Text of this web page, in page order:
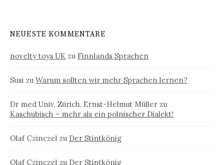
NEUESTE KOMMENTARE
novelty toys UK zu Finnlands Sprachen
Susi zu Warum sollten wir mehr Sprachen lernen?
Dr med Univ. Zürich. Ernst-Helmut Müller zu
Kaschubisch – mehr als ein polnischer Dialekt!
Olaf Czinczel zu Der Stintkönig
Olaf Czinczel zu Der Stintkönig